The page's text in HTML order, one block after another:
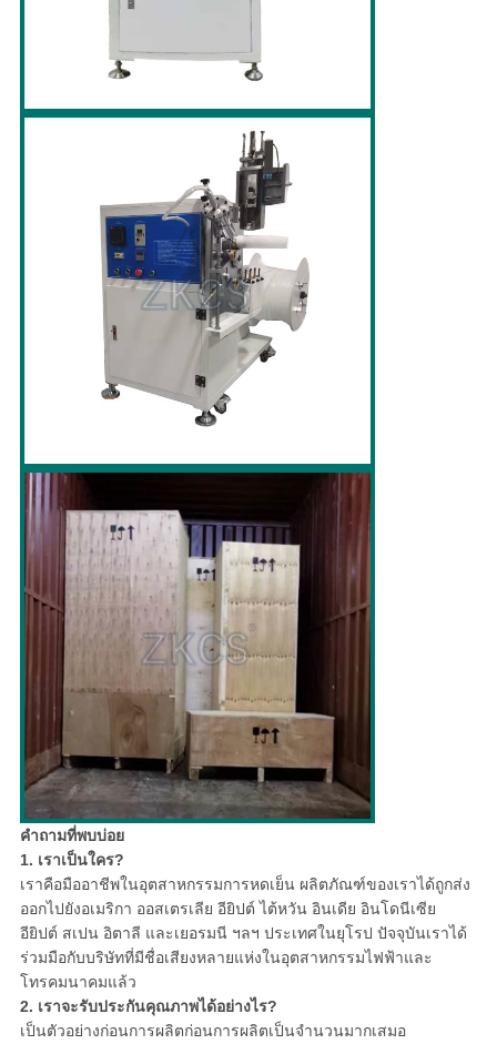
คำถามที่พบบ่อย
1. เราเป็นใคร?
เราคือมืออาชีพในอุตสาหกรรมการหดเย็น ผลิตภัณฑ์ของเราได้ถูกส่ง
ออกไปยังอเมริกา ออสเตรเลีย อียิปต์ ไต้หวัน อินเดีย อินโดนีเซีย
อียิปต์ สเปน อิตาลี และเยอรมนี ฯลฯ ประเทศในยุโรป ปัจจุบันเราได้
ร่วมมือกับบริษัทที่มีชื่อเสียงหลายแห่งในอุตสาหกรรมไฟฟ้าและ
โทรคมนาคมแล้ว
2. เราจะรับประกันคุณภาพได้อย่างไร?
เป็นตัวอย่างก่อนการผลิตก่อนการผลิตเป็นจำนวนมากเสมอ